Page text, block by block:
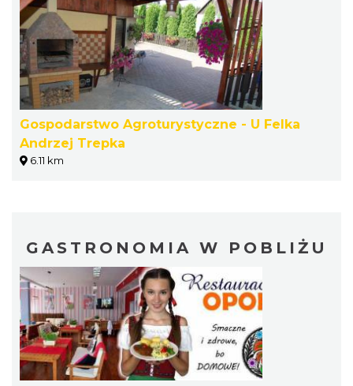
Gospodarstwo Agroturystyczne - U Felka
Andrzej Trepka
6.11 km
GASTRONOMIA W POBLIŻU